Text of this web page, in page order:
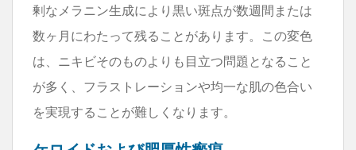
剰なメラニン生成により黒い斑点が数週間または
数ヶ月にわたって残ることがあります。この変色
は、ニキビそのものよりも目立つ問題となること
が多く、フラストレーションや均一な肌の色合い
を実現することが難しくなります。